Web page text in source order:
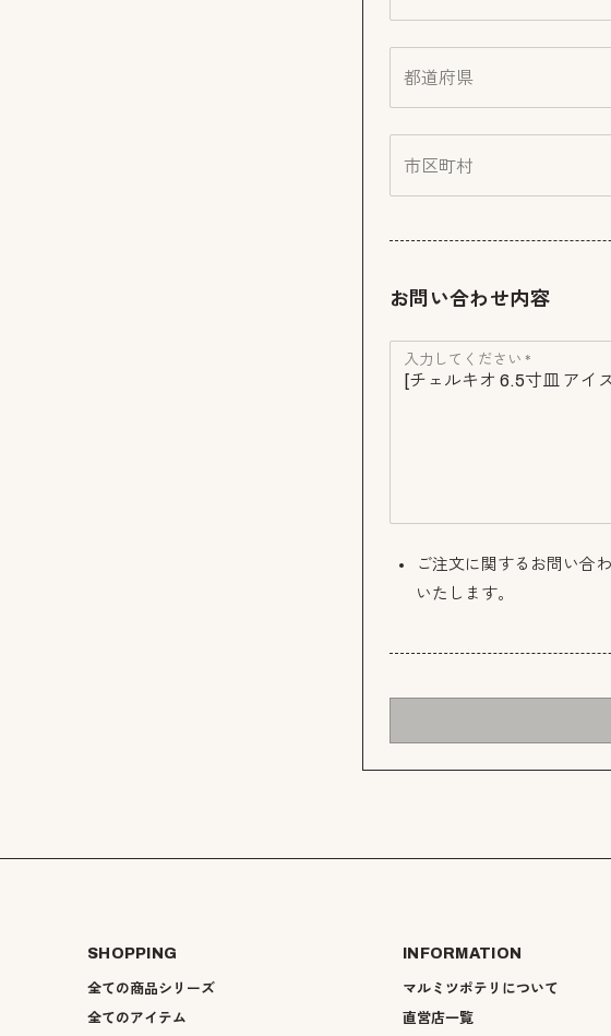
都道府県
市区町村
お問い合わせ内容
入力してください *
ご注文に関するお問い合
いたします。
SHOPPING
全ての商品シリーズ
全てのアイテム
INFORMATION
マルミツポテリについて
直営店一覧